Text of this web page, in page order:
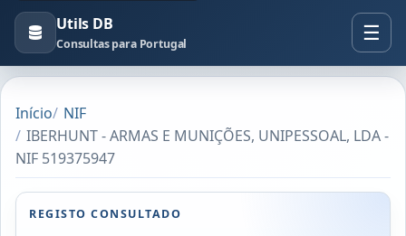
Utils DB
Consultas para Portugal
Início
NIF
IBERHUNT - ARMAS E MUNIÇÕES, UNIPESSOAL, LDA -
NIF 519375947
REGISTO CONSULTADO